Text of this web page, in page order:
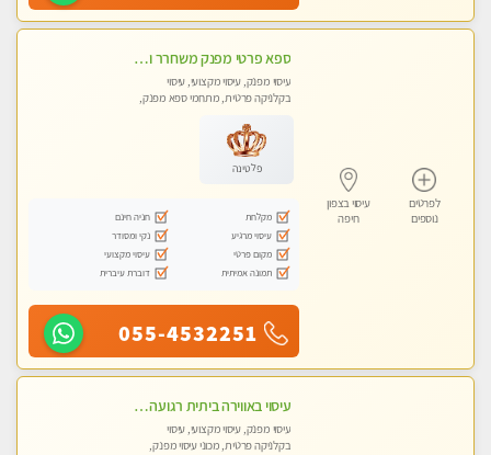
לפרטים
נוספים
עיסוי בצפון
חיפה
ספא פרטי מפנק משחרר ומרגיע, עם מגוון עיסויים לבחירה מומלץ לחלוטין!!!!
עיסוי מפנק, עיסוי מקצועי, עיסוי
בקלניקה פרטית, מתחמי ספא מפנק,
פלטינה
מקלחת
חניה חינם
עיסוי מרגיע
נקי ומסודר
מקום פרטי
עיסוי מקצועי
תמונה אמיתית
דוברת עיברית
055-4532251
עיסוי באווירה ביתית רגועה + עיסוי טנטרה +אבנים חמות וכוסות רוח מומלץ מאוד . . . highly recommended..new in the ci
עיסוי מפנק, עיסוי מקצועי, עיסוי
בקלניקה פרטית, מכוני עיסוי מפנק,